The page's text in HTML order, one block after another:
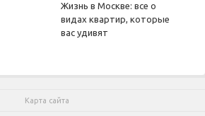
Жизнь в Москве: все о
видах квартир, которые
вас удивят
Карта сайта